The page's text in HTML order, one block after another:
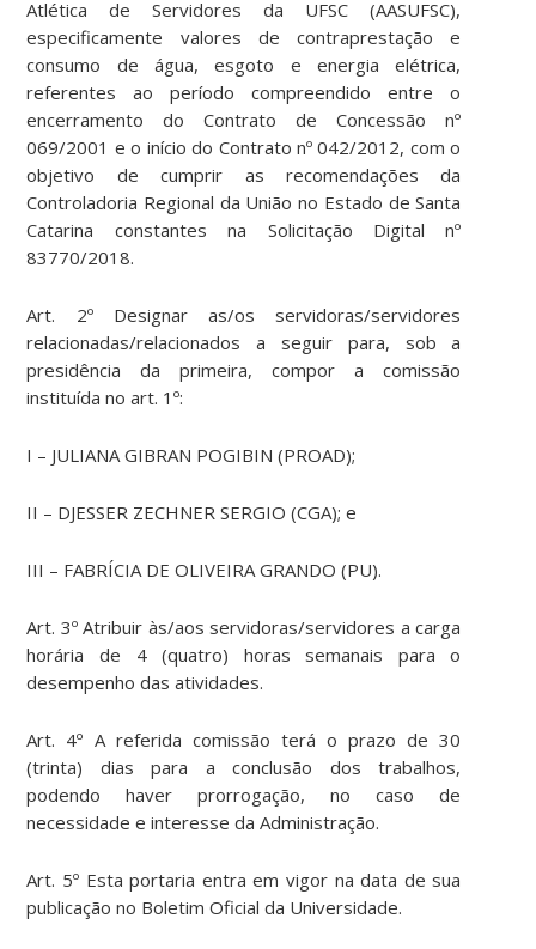
Atlética de Servidores da UFSC (AASUFSC),
especificamente valores de contraprestação e
consumo de água, esgoto e energia elétrica,
referentes ao período compreendido entre o
encerramento do Contrato de Concessão nº
069/2001 e o início do Contrato nº 042/2012, com o
objetivo de cumprir as recomendações da
Controladoria Regional da União no Estado de Santa
Catarina constantes na Solicitação Digital nº
83770/2018.
Art. 2º Designar as/os servidoras/servidores
relacionadas/relacionados a seguir para, sob a
presidência da primeira, compor a comissão
instituída no art. 1º:
I – JULIANA GIBRAN POGIBIN (PROAD);
II – DJESSER ZECHNER SERGIO (CGA); e
III – FABRÍCIA DE OLIVEIRA GRANDO (PU).
Art. 3º Atribuir às/aos servidoras/servidores a carga
horária de 4 (quatro) horas semanais para o
desempenho das atividades.
Art. 4º A referida comissão terá o prazo de 30
(trinta) dias para a conclusão dos trabalhos,
podendo haver prorrogação, no caso de
necessidade e interesse da Administração.
Art. 5º Esta portaria entra em vigor na data de sua
publicação no Boletim Oficial da Universidade.